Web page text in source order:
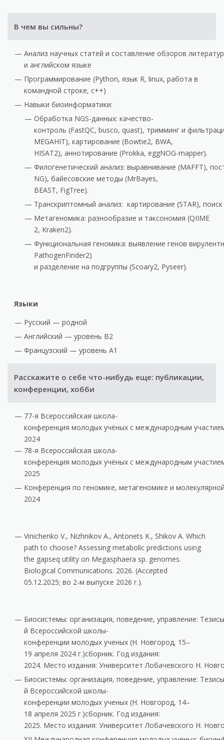
В чем вы сильны?
Анализ научных статей и составление обзоров
и английском языке
Программирование(Python, язык R, linux, работа в
командной строке, c++)
Навыки биоинформатики:
Обработка NGS-данных: качество-
контроль (FastQC, busco, quast), тримминг и
MEGAHIT), картирование (Bowtie2, BWA,
HISAT2), аннотирование (Prokka, eggNOG-mapper).
Филогенетический анализ: выравнивание (MAFFT),
NG), байесовские методы (MrBayes,
BEAST, FigTree).
Транскриптомный анализ: картирование (STAR),
Метагеномика: разнообразие и таксономия (QIIME
2, Kraken2).
Функциональная геномика: выявление генов
PathogenFinder2)
и разделение на подгруппы (Scoary2, Pyseer).
Языки
Русский — родной
Английский — уровень B2
Французский — уровень A1
Расскажите о себе что-нибудь еще: публикации,
конференции, хобби
77-я Всероссийская школа-
конференция молодых учёных с международным
2024
78-я Всероссийская школа-
конференция молодых учёных с международным
2025
Конференция по геномике, метагеномике и
2024
Vinichenko V., Nizhnikov A., Antonets K., Shikov A. Which
path to choose? Assessing metabolic predictions using
the gapseq utility on Megasphaera sp. genomes.
Biological Communications. 2026. (Accepted
05.12.2025; во 2-м выпуске 2026 г.).
Биосистемы: организация, поведение, управление:
й Всероссийской школы-
конференции молодых ученых (Н. Новгород, 15–
19 апреля 2024 г.)сборник. Год издания:
2024. Место издания: Университет Лобачевского Н.
Биосистемы: организация, поведение, управление:
й Всероссийской школы-
конференции молодых ученых (Н. Новгород, 14–
18 апреля 2025 г.)сборник. Год издания:
2025. Место издания: Университет Лобачевского Н.